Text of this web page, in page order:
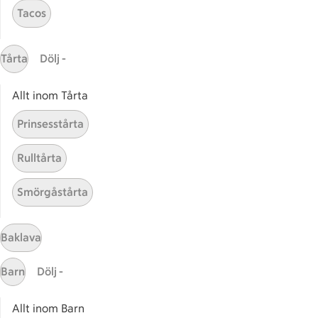
Gaston
ICAs tjänster
ICA-appen
ICA Scanna
ICA ToGo
Fler appar och tjänster
Stammis på ICA
Bli stammis
Stammis Husdjur
Partnererbjudanden
Våra ICA-kort
ICA
Tacos
Tårta Dölj -
Allt inom Tårta
Prinsesstårta
Rulltårta
Smörgåstårta
Baklava
Barn Dölj -
Allt inom Barn